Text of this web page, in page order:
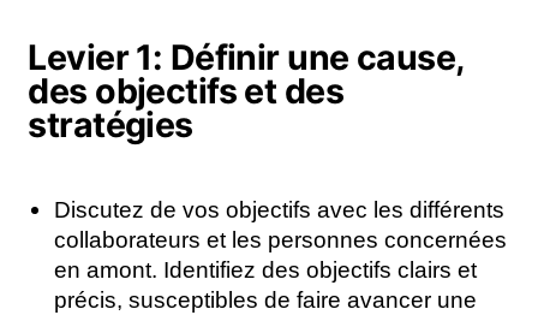
Levier 1: Définir une cause,
des objectifs et des
stratégies
Discutez de vos objectifs avec les différents
collaborateurs et les personnes concernées
en amont. Identifiez des objectifs clairs et
précis, susceptibles de faire avancer une